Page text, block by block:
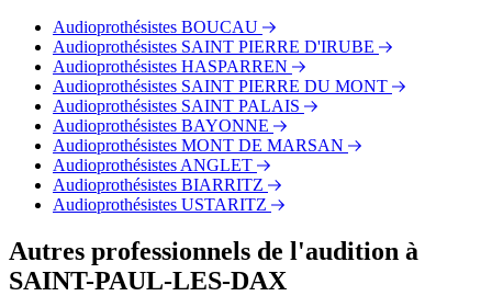
Audioprothésistes BOUCAU
Audioprothésistes SAINT PIERRE D'IRUBE
Audioprothésistes HASPARREN
Audioprothésistes SAINT PIERRE DU MONT
Audioprothésistes SAINT PALAIS
Audioprothésistes BAYONNE
Audioprothésistes MONT DE MARSAN
Audioprothésistes ANGLET
Audioprothésistes BIARRITZ
Audioprothésistes USTARITZ
Autres professionnels de l'audition à
SAINT-PAUL-LES-DAX